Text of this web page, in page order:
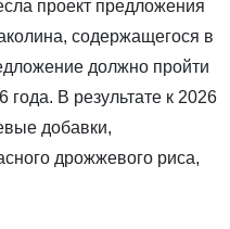
проект предложения
содержащегося в
должно пройти
года. В результате к 2026
добавки,
дрожжевого риса,